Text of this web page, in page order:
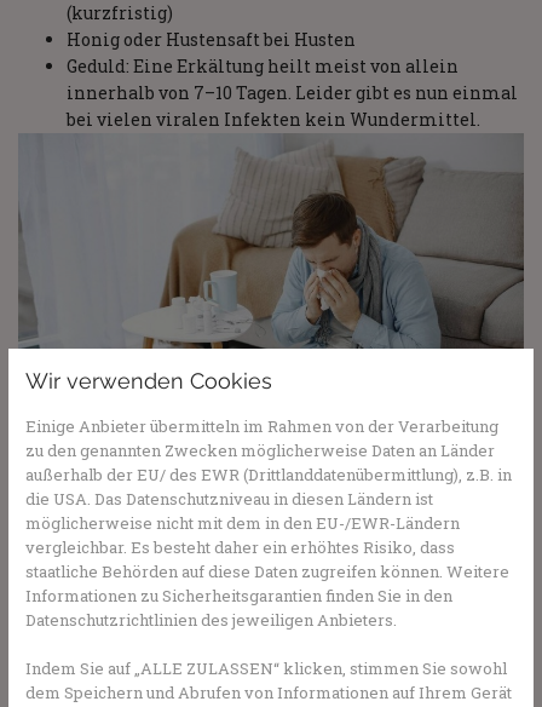
(kurzfristig)
Honig oder Hustensaft bei Husten
Geduld: Eine Erkältung heilt meist von allein
innerhalb von 7–10 Tagen. Leider gibt es nun einmal
bei vielen viralen Infekten kein Wundermittel.
Anwendungen von Antibiotika
Antibiotika sind wirksam bei bakteriellen Erkrankungen
wie zum Beispiel:
Lungenentzündung (wenn bakteriell bedingt)
Harnwegsinfektionen (z. B. Blasenentzündung)
Streptokokken-Mandelentzündung (bakterielle
Angina)
Bakterielle Hautinfektionen (z. B. Wundrose)
Bakterielle Magen-Darm-Infektionen (selten, z. B.
Wir verwenden Cookies
Einige Anbieter übermitteln im Rahmen von der Verarbeitung
zu den genannten Zwecken möglicherweise Daten an Länder
außerhalb der EU/ des EWR (Drittlanddatenübermittlung), z.B. in
die USA. Das Datenschutzniveau in diesen Ländern ist
möglicherweise nicht mit dem in den EU-/EWR-Ländern
vergleichbar. Es besteht daher ein erhöhtes Risiko, dass
staatliche Behörden auf diese Daten zugreifen können. Weitere
Informationen zu Sicherheitsgarantien finden Sie in den
Datenschutzrichtlinien des jeweiligen Anbieters.
Indem Sie auf „ALLE ZULASSEN“ klicken, stimmen Sie sowohl
dem Speichern und Abrufen von Informationen auf Ihrem Gerät